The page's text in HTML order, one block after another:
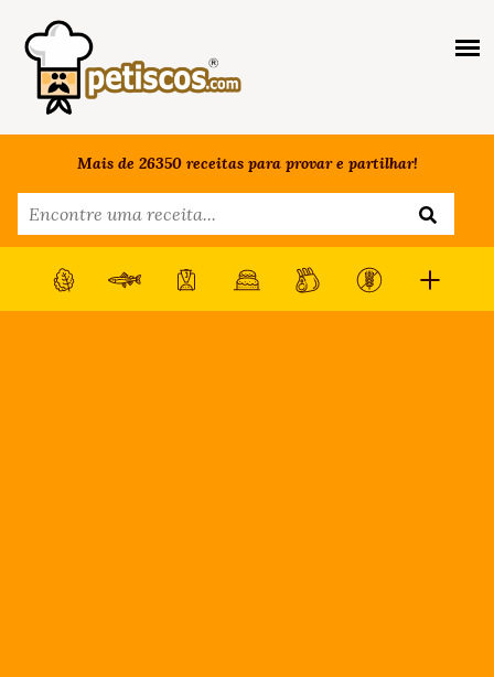
Mais de 26350 receitas para provar e partilhar!